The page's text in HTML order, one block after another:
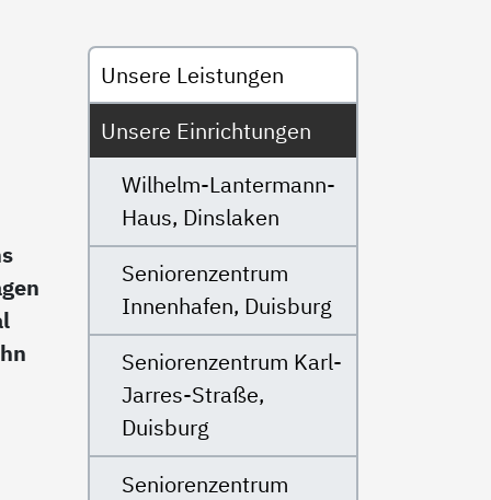
Untermenü
Unsere Leistungen
Unsere Einrichtungen
Wilhelm-Lantermann-
Haus, Dinslaken
Seniorenzentrum
Innenhafen, Duisburg
Seniorenzentrum Karl-
Jarres-Straße,
Duisburg
Seniorenzentrum